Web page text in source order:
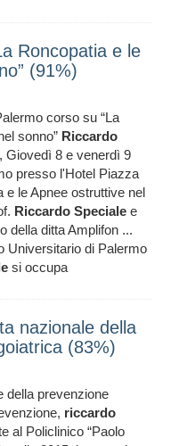
Roncopatia e le
(91%)
corso su “La
sonno” Riccardo
Giovedì 8 e venerdì 9
presso l'Hotel Piazza
e le Apnee ostruttive nel
Riccardo Speciale e
della ditta Amplifon ...
Universitario di Palermo
si occupa
nazionale della
(83%)
della prevenzione
riccardo
al Policlinico “Paolo